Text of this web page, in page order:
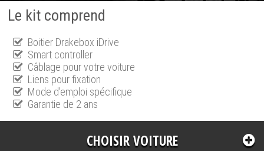
Le kit comprend
Boitier Drakebox iDrive
Smart controller
Câblage pour votre voiture
Liens pour fixation
Mode d'emploi spécifique
Garantie de 2 ans
CHOISIR VOITURE